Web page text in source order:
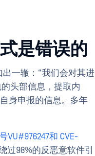
是错误的
一辙：“我们会对其进
头部信息，提取内
身申报的信息。多年
VU#976247和 CVE-
过98%的反恶意软件引